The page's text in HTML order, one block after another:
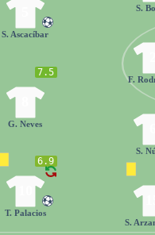
S.
S.
F.
S.
6.9
T. Palacios
7.5
G. Neves
S. Ascacíbar